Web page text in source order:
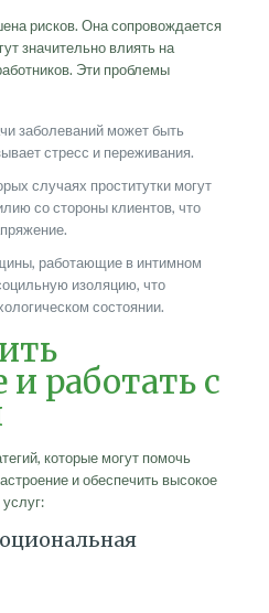
рисков. Она сопровождается
значительно влиять на
Эти проблемы
заболеваний может быть
стресс и переживания.
случаях проститутки могут
со стороны клиентов, что
работающие в интимном
изоляцию, что
состоянии.
и работать с
которые могут помочь
и обеспечить высокое